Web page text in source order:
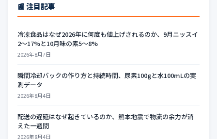
📰 注目記事
冷凍食品はなぜ2026年に何度も値上げされるのか、9月ニッスイ
2〜17%と10月味の素5〜8%
2026年8月7日
瞬間冷却パックの作り方と持続時間、尿素100gと水100mLの実
測データ
2026年8月4日
配送の遅延はなぜ起きているのか、熊本地震で物流の余力が消
えた一週間
2026年8月4日